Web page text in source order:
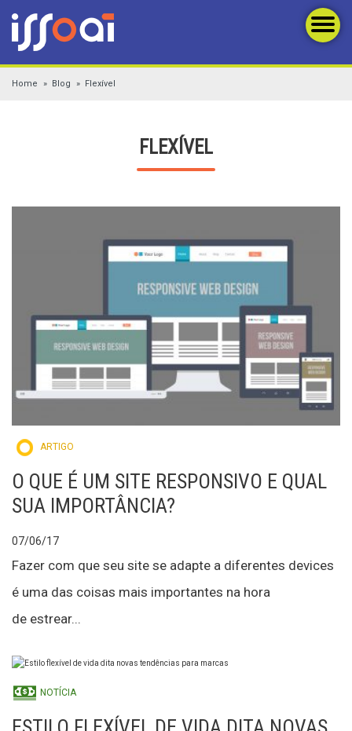
Home Blog Flexível
FLEXÍVEL
ARTIGO
O QUE É UM SITE RESPONSIVO E QUAL
SUA IMPORTÂNCIA?
07/06/17
Fazer com que seu site se adapte a diferentes devices
é uma das coisas mais importantes na hora
de estrear...
NOTÍCIA